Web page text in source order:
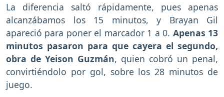
La diferencia saltó rápidamente, pues apenas
alcanzábamos los 15 minutos, y Brayan Gil
apareció para poner el marcador 1 a 0. Apenas 13
minutos pasaron para que cayera el segundo,
obra de Yeison Guzmán, quien cobró un penal,
convirtiéndolo por gol, sobre los 28 minutos de
juego.